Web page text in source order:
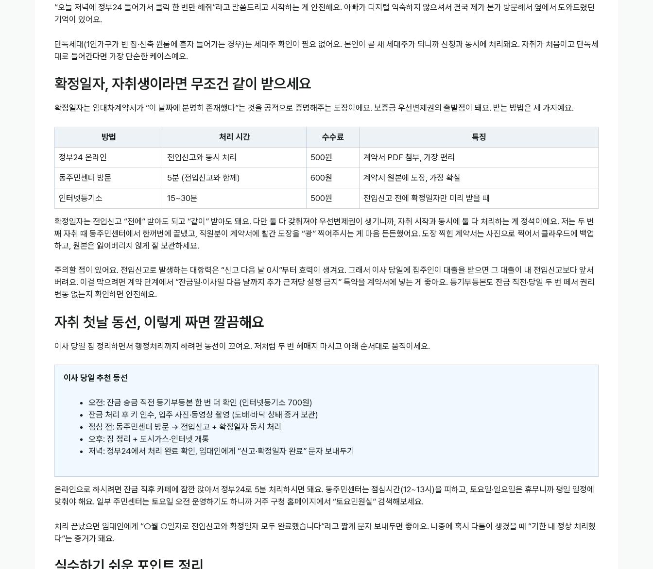
“오늘 저녁에 정부24 들어가서 클릭 한 번만 해줘”라고 말씀드리고 시작하는 게 안전해요. 아빠가 디지털 익숙하지 않으셔서 결국 제가 본가 방문해서 옆에서 도와드렸던
기억이 있어요.
단독세대(1인가구가 빈 집·신축 원룸에 혼자 들어가는 경우)는 세대주 확인이 필요 없어요. 본인이 곧 새 세대주가 되니까 신청과 동시에 처리돼요. 자취가 처음이고 단독세
대로 들어간다면 가장 단순한 케이스예요.
확정일자, 자취생이라면 무조건 같이 받으세요
확정일자는 임대차계약서가 “이 날짜에 분명히 존재했다”는 것을 공적으로 증명해주는 도장이에요. 보증금 우선변제권의 출발점이 돼요. 받는 방법은 세 가지예요.
방법 처리 시간 수수료 특징
정부24 온라인 전입신고와 동시 처리 500원 계약서 PDF 첨부, 가장 편리
동주민센터 방문 5분 (전입신고와 함께) 600원 계약서 원본에 도장, 가장 확실
인터넷등기소 15~30분 500원 전입신고 전에 확정일자만 미리 받을 때
확정일자는 전입신고 “전에” 받아도 되고 “같이” 받아도 돼요. 다만 둘 다 갖춰져야 우선변제권이 생기니까, 자취 시작과 동시에 둘 다 처리하는 게 정석이에요. 저는 두 번
째 자취 때 동주민센터에서 한꺼번에 끝냈고, 직원분이 계약서에 빨간 도장을 “쾅” 찍어주시는 게 마음 든든했어요. 도장 찍힌 계약서는 사진으로 찍어서 클라우드에 백업
하고, 원본은 잃어버리지 않게 잘 보관하세요.
주의할 점이 있어요. 전입신고로 발생하는 대항력은 “신고 다음 날 0시”부터 효력이 생겨요. 그래서 이사 당일에 집주인이 대출을 받으면 그 대출이 내 전입신고보다 앞서
버려요. 이걸 막으려면 계약 단계에서 “잔금일·이사일 다음 날까지 추가 근저당 설정 금지” 특약을 계약서에 넣는 게 좋아요. 등기부등본도 잔금 직전·당일 두 번 떼서 권리
변동 없는지 확인하면 안전해요.
자취 첫날 동선, 이렇게 짜면 깔끔해요
이사 당일 짐 정리하면서 행정처리까지 하려면 동선이 꼬여요. 저처럼 두 번 헤매지 마시고 아래 순서대로 움직이세요.
이사 당일 추천 동선
오전: 잔금 송금 직전 등기부등본 한 번 더 확인 (인터넷등기소 700원)
잔금 처리 후 키 인수, 입주 사진·동영상 촬영 (도배·바닥 상태 증거 보관)
점심 전: 동주민센터 방문 → 전입신고 + 확정일자 동시 처리
오후: 짐 정리 + 도시가스·인터넷 개통
저녁: 정부24에서 처리 완료 확인, 임대인에게 “신고·확정일자 완료” 문자 보내두기
온라인으로 하시려면 잔금 직후 카페에 잠깐 앉아서 정부24로 5분 처리하시면 돼요. 동주민센터는 점심시간(12~13시)을 피하고, 토요일·일요일은 휴무니까 평일 일정에
맞춰야 해요. 일부 주민센터는 토요일 오전 운영하기도 하니까 거주 구청 홈페이지에서 “토요민원실” 검색해보세요.
처리 끝났으면 임대인에게 “○월 ○일자로 전입신고와 확정일자 모두 완료했습니다”라고 짧게 문자 보내두면 좋아요. 나중에 혹시 다툼이 생겼을 때 “기한 내 정상 처리했
다”는 증거가 돼요.